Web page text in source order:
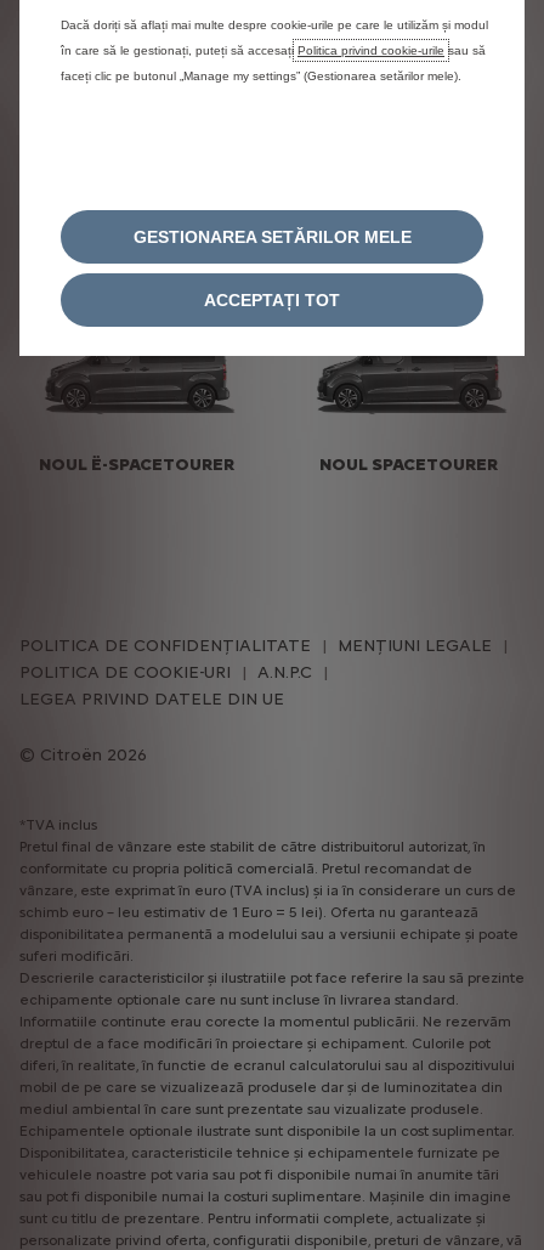
NOUL BERLINGO VP NOUL Ë-BERLINGO VP
NOUL Ë-SPACETOURER NOUL SPACETOURER
Citroën 2026
POLITICA DE CONFIDENȚIALITATE
MENȚIUNI LEGALE
POLITICA DE COOKIE-URI
A.N.P.C
LEGEA PRIVIND DATELE DIN UE
*TVA inclus
Pretul final de vânzare este stabilit de către distribuitorul autorizat, în
conformitate cu propria politică comercială. Pretul recomandat de
vânzare, este exprimat în euro (TVA inclus) și ia în considerare un curs de
schimb euro – leu estimativ de 1 Euro = 5 lei). Oferta nu garantează
disponibilitatea permanentă a modelului sau a versiunii echipate și poate
suferi modificări.
Descrierile caracteristicilor și ilustratiile pot face referire la sau să prezinte
echipamente optionale care nu sunt incluse în livrarea standard.
Informatiile continute erau corecte la momentul publicării. Ne rezervăm
dreptul de a face modificări în proiectare și echipament. Culorile pot
diferi, în realitate, în functie de ecranul calculatorului sau al dispozitivului
mobil de pe care se vizualizează produsele dar și de luminozitatea din
mediul ambiental în care sunt prezentate sau vizualizate produsele.
Echipamentele optionale ilustrate sunt disponibile la un cost suplimentar.
Disponibilitatea, caracteristicile tehnice și echipamentele furnizate pe
vehiculele noastre pot varia sau pot fi disponibile numai în anumite tări
sau pot fi disponibile numai la costuri suplimentare. Mașinile din imagine
sunt cu titlu de prezentare. Pentru informatii complete, actualizate și
personalizate privind oferta, configuratii disponibile, preturi de vânzare, vă
Dacă doriți să aflați mai multe despre cookie-urile pe care le utilizăm și modul
în care să le gestionați, puteți să accesați Politica privind cookie-urile sau să
faceți clic pe butonul „Manage my settings” (Gestionarea setărilor mele).
GESTIONAREA SETĂRILOR MELE
ACCEPTAȚI TOT